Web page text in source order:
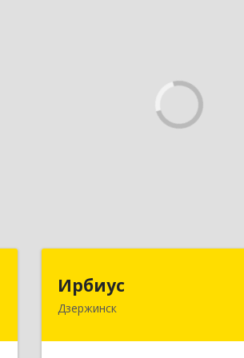
Ирбиус
Дзержинск